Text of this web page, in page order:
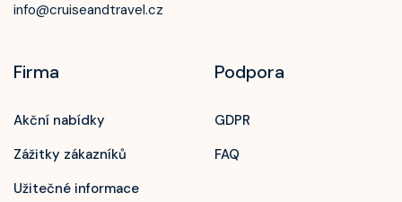
info@cruiseandtravel.cz
Firma
Akční nabídky
Zážitky zákazníků
Užitečné informace
Podpora
GDPR
FAQ